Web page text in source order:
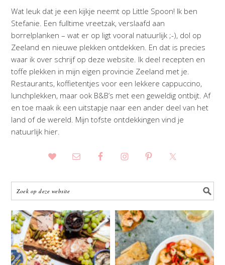
Wat leuk dat je een kijkje neemt op Little Spoon! Ik ben
Stefanie. Een fulltime vreetzak, verslaafd aan
borrelplanken – wat er op ligt vooral natuurlijk ;-), dol op
Zeeland en nieuwe plekken ontdekken. En dat is precies
waar ik over schrijf op deze website. Ik deel recepten en
toffe plekken in mijn eigen provincie Zeeland met je.
Restaurants, koffietentjes voor een lekkere cappuccino,
lunchplekken, maar ook B&B’s met een geweldig ontbijt. Af
en toe maak ik een uitstapje naar een ander deel van het
land of de wereld. Mijn tofste ontdekkingen vind je
natuurlijk hier.